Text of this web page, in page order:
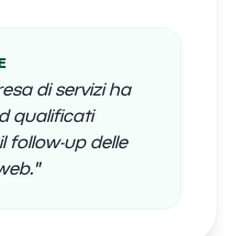
di servizi ha
qualificati
follow-up delle
"